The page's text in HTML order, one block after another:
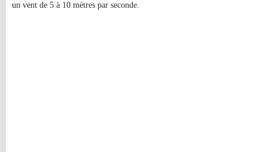
un vent de 5 à 10 mètres par seconde.